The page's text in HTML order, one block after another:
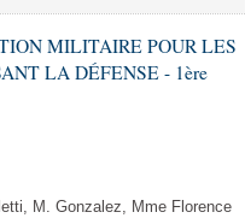
MILITAIRE POUR LES
LA DÉFENSE - 1ère
M. Gonzalez, Mme Florence